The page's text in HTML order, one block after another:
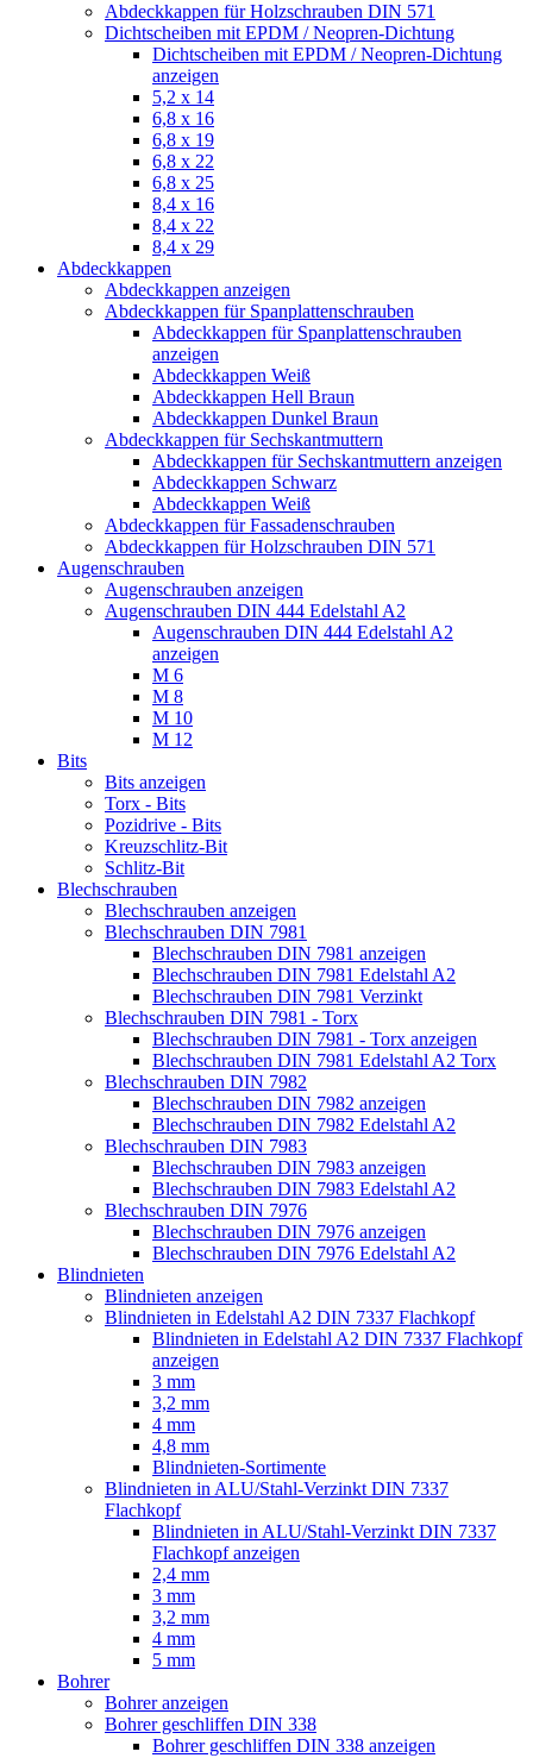
Abdeckkappen für Holzschrauben DIN 571
Dichtscheiben mit EPDM / Neopren-Dichtung
Dichtscheiben mit EPDM / Neopren-Dichtung
anzeigen
5,2 x 14
6,8 x 16
6,8 x 19
6,8 x 22
6,8 x 25
8,4 x 16
8,4 x 22
8,4 x 29
Abdeckkappen
Abdeckkappen anzeigen
Abdeckkappen für Spanplattenschrauben
Abdeckkappen für Spanplattenschrauben
anzeigen
Abdeckkappen Weiß
Abdeckkappen Hell Braun
Abdeckkappen Dunkel Braun
Abdeckkappen für Sechskantmuttern
Abdeckkappen für Sechskantmuttern anzeigen
Abdeckkappen Schwarz
Abdeckkappen Weiß
Abdeckkappen für Fassadenschrauben
Abdeckkappen für Holzschrauben DIN 571
Augenschrauben
Augenschrauben anzeigen
Augenschrauben DIN 444 Edelstahl A2
Augenschrauben DIN 444 Edelstahl A2
anzeigen
M 6
M 8
M 10
M 12
Bits
Bits anzeigen
Torx - Bits
Pozidrive - Bits
Kreuzschlitz-Bit
Schlitz-Bit
Blechschrauben
Blechschrauben anzeigen
Blechschrauben DIN 7981
Blechschrauben DIN 7981 anzeigen
Blechschrauben DIN 7981 Edelstahl A2
Blechschrauben DIN 7981 Verzinkt
Blechschrauben DIN 7981 - Torx
Blechschrauben DIN 7981 - Torx anzeigen
Blechschrauben DIN 7981 Edelstahl A2 Torx
Blechschrauben DIN 7982
Blechschrauben DIN 7982 anzeigen
Blechschrauben DIN 7982 Edelstahl A2
Blechschrauben DIN 7983
Blechschrauben DIN 7983 anzeigen
Blechschrauben DIN 7983 Edelstahl A2
Blechschrauben DIN 7976
Blechschrauben DIN 7976 anzeigen
Blechschrauben DIN 7976 Edelstahl A2
Blindnieten
Blindnieten anzeigen
Blindnieten in Edelstahl A2 DIN 7337 Flachkopf
Blindnieten in Edelstahl A2 DIN 7337 Flachkopf
anzeigen
3 mm
3,2 mm
4 mm
4,8 mm
Blindnieten-Sortimente
Blindnieten in ALU/Stahl-Verzinkt DIN 7337
Flachkopf
Blindnieten in ALU/Stahl-Verzinkt DIN 7337
Flachkopf anzeigen
2,4 mm
3 mm
3,2 mm
4 mm
5 mm
Bohrer
Bohrer anzeigen
Bohrer geschliffen DIN 338
Bohrer geschliffen DIN 338 anzeigen